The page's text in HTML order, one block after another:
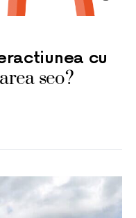
cu
seo?